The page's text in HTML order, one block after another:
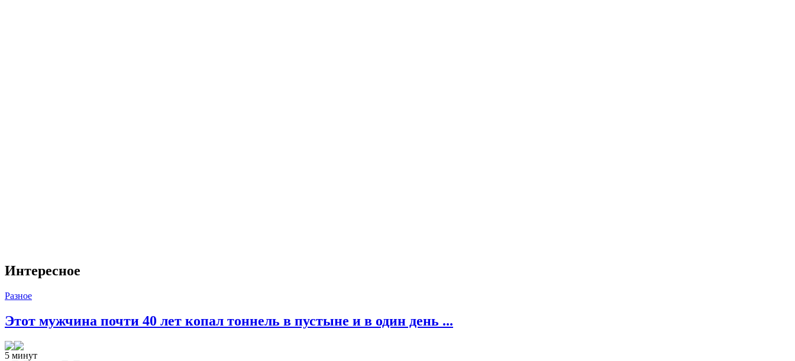
Интересное
Разное
Этот мужчина почти 40 лет копал тоннель в пустыне и в один день ...
5 минут